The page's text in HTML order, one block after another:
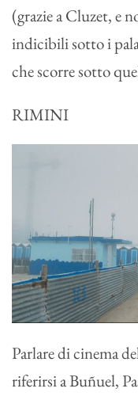
(grazie a Cluzet, e
indicibili sotto i
che scorre sotto
RIMINI
Parlare di cinema
riferirsi a Buñuel,